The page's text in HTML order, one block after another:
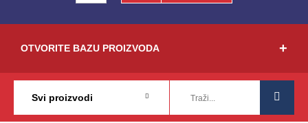
OTVORITE BAZU PROIZVODA